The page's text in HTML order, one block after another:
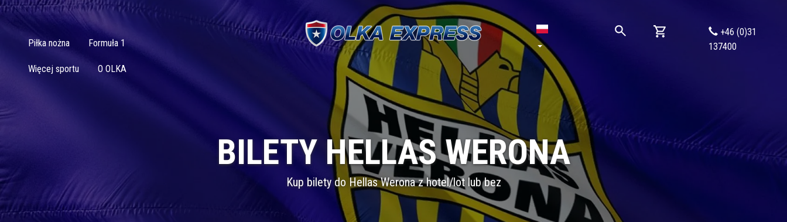
+46 (0)31
137400
Piłka nożna Formuła 1
Więcej sportu O OLKA
BILETY HELLAS WERONA
Kup bilety do Hellas Werona z hotel/lot lub bez